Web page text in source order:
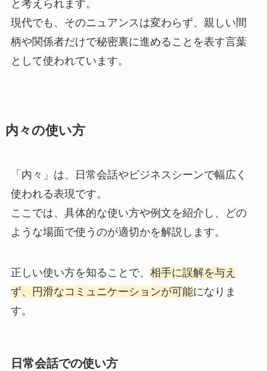
と考えられます。
現代でも、そのニュアンスは変わらず、親しい間
柄や関係者だけで秘密裏に進めることを表す言葉
として使われています。
内々の使い方
「内々」は、日常会話やビジネスシーンで幅広く
使われる表現です。
ここでは、具体的な使い方や例文を紹介し、どの
ような場面で使うのが適切かを解説します。
正しい使い方を知ることで、 相手に誤解を与え
ず、円滑なコミュニケーションが可能になりま
す。
日常会話での使い方